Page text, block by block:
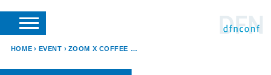
SUCHE VERANSTALTER LOGIN
HOME EVENT ZOOM X COFFEE CORNER: ZOOM X UND DIE BARRIEREFREIHEIT